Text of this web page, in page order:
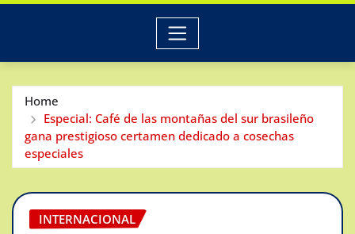
Home
Especial: Café de las montañas del sur brasileño
gana prestigioso certamen dedicado a cosechas
especiales
INTERNACIONAL